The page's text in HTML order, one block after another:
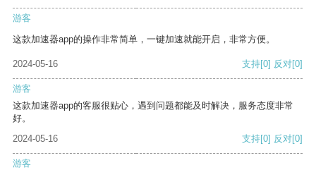
游客
这款加速器app的操作非常简单，一键加速就能开启，非常方便。
2024-05-16 支持[0] 反对[0]
游客
这款加速器app的客服很贴心，遇到问题都能及时解决，服务态度非常
好。
2024-05-16
支持[0] 反对[0]
游客